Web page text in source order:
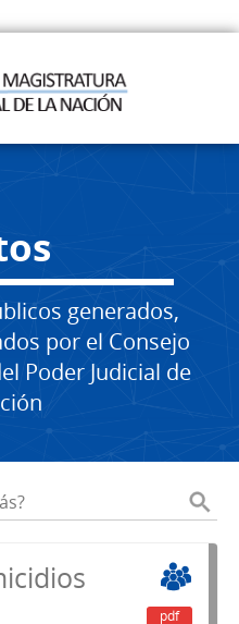
generados,
por el Consejo
Poder Judicial de
pdf